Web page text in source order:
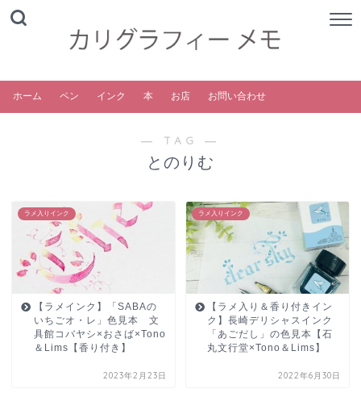
ホーム ペン インク 本 お店 お問い合わせ
― TAG ―
とのりむ
ラメ入りインク
【ラメインク】「SABAの
いちごオ・レ」色見本 文
具館コバヤシ×おさば×Tono
＆Lims【香り付き】
2023年2月23日
ラメ入りインク
【ラメ入り＆香り付きイン
ク】長崎デリシャスインク
「あごだし」の色見本【石
丸文行堂×Tono＆Lims】
2022年6月30日